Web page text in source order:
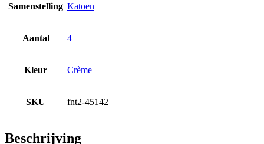
Samenstelling Katoen
Aantal 4
Kleur Crème
SKU fnt2-45142
Beschrijving